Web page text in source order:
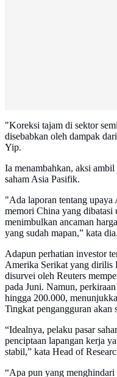
"Koreksi tajam di sektor
disebabkan oleh dampak
Yip.
Ia menambahkan, aksi
saham Asia Pasifik.
"Ada laporan tentang
memori China yang dibatasi
menimbulkan ancaman
yang sudah mapan,” kata dia.
Adapun perhatian investor
Amerika Serikat yang dirilis
disurvei oleh Reuters
pada Juni. Namun,
hingga 200.000,
Tingkat pengangguran akan
“Idealnya, pelaku pasar
penciptaan lapangan kerja
stabil,” kata Head of
“Apa pun yang